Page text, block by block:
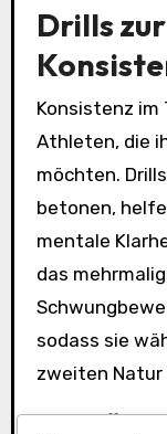
Drills
Konsistenz
Athleten, die
möchten.
betonen,
mentale
das
sodass sie
zweiten Natur
Einige